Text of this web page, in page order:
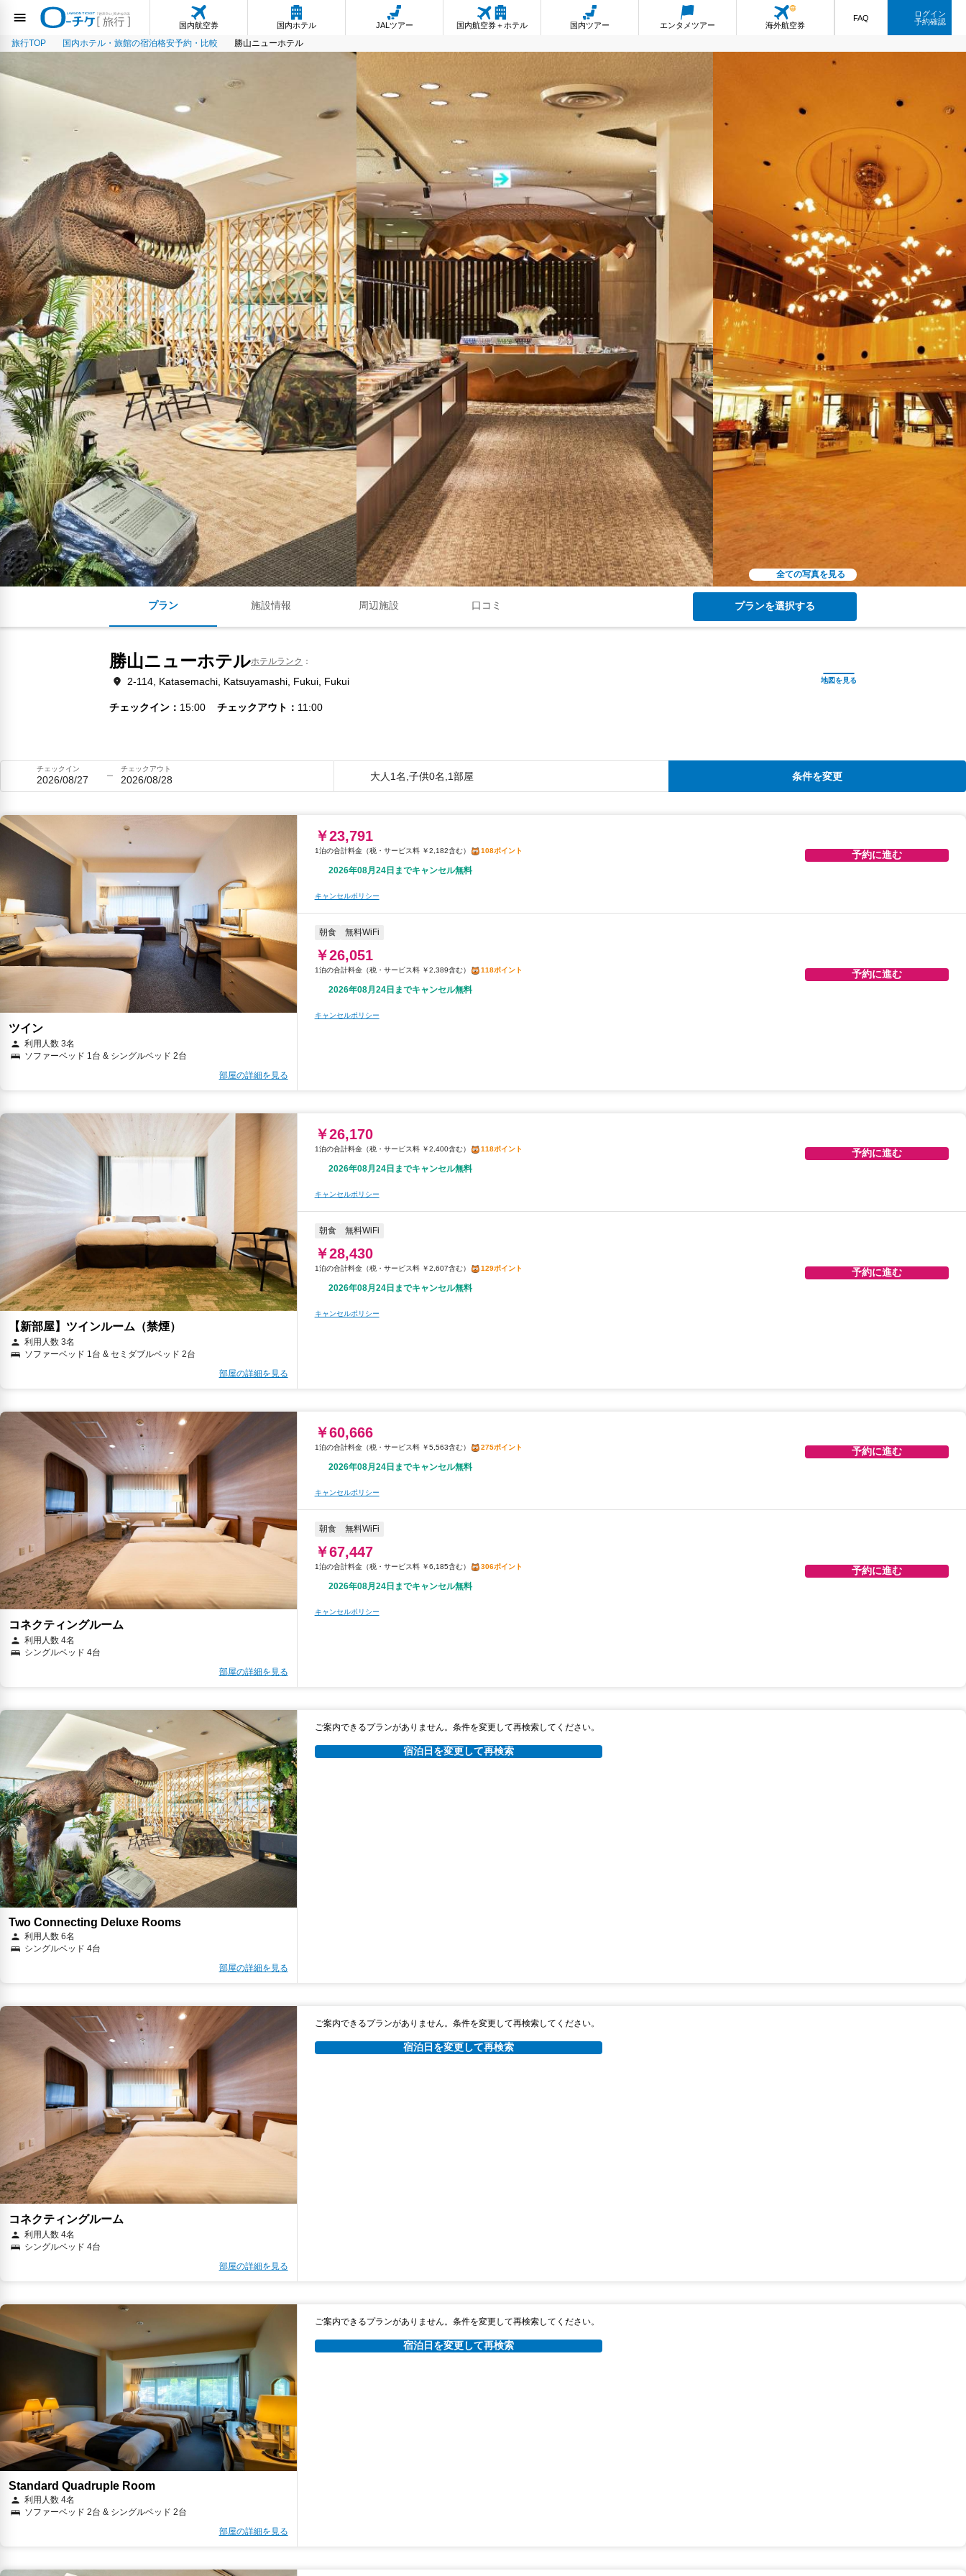
国内航空券 国内ホテル JALツアー 国内航空券＋ホテル 国内ツアー エンタメツアー 海外航空券
FAQ
ログイン
予約確認
旅行TOP 国内ホテル・旅館の宿泊格安予約・比較 勝山ニューホテル
全ての写真を見る
プラン 施設情報 周辺施設 口コミ プランを選択する
勝山ニューホテルホテルランク
2-114, Katasemachi, Katsuyamashi, Fukui, Fukui
チェックイン 15:00 チェックアウト 11:00
チェックイン
2026/08/27
チェックアウト
2026/08/28 大人1名,子供0名,1部屋 条件を変更
ツイン
利用人数 3名
ソファーベッド 1台 & シングルベッド 2台
部屋の詳細を見る
￥23,791
税・サービス料 ￥2,182含む 108ポイント
2026年08月24日までキャンセル無料
キャンセルポリシー
予約に進む
朝食 無料WiFi
￥26,051
税・サービス料 ￥2,389含む 118ポイント
2026年08月24日までキャンセル無料
キャンセルポリシー
予約に進む
【新部屋】ツインルーム（禁煙）
利用人数 3名
ソファーベッド 1台 & セミダブルベッド 2台
部屋の詳細を見る
￥26,170
税・サービス料 ￥2,400含む 118ポイント
2026年08月24日までキャンセル無料
キャンセルポリシー
予約に進む
朝食 無料WiFi
￥28,430
税・サービス料 ￥2,607含む 129ポイント
2026年08月24日までキャンセル無料
キャンセルポリシー
予約に進む
コネクティングルーム
利用人数 4名
シングルベッド 4台
部屋の詳細を見る
￥60,666
税・サービス料 ￥5,563含む 275ポイント
2026年08月24日までキャンセル無料
キャンセルポリシー
予約に進む
朝食 無料WiFi
￥67,447
税・サービス料 ￥6,185含む 306ポイント
2026年08月24日までキャンセル無料
キャンセルポリシー
予約に進む
Two Connecting Deluxe Rooms
利用人数 6名
シングルベッド 4台
部屋の詳細を見る
ご案内できるプランがありません。条件を変更して再検索してください。
宿泊日を変更して再検索
コネクティングルーム
利用人数 4名
シングルベッド 4台
部屋の詳細を見る
ご案内できるプランがありません。条件を変更して再検索してください。
宿泊日を変更して再検索
Standard Quadruple Room
利用人数 4名
ソファーベッド 2台 & シングルベッド 2台
部屋の詳細を見る
ご案内できるプランがありません。条件を変更して再検索してください。
宿泊日を変更して再検索